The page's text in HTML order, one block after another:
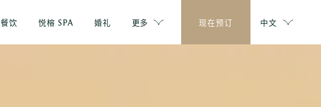
餐饮 悦榕 SPA 婚礼 更多 现在预订 中文